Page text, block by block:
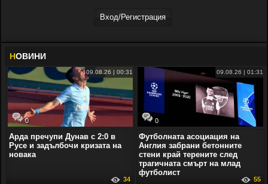
Вход/Регистрaция
НОВИНИ
0
09.08.26 | 00:31
Арда пречупи Дунав с 2:0 в
Русе и задълбочи кризата на
новака
34
0
09.08.26 | 01:31
Футболната асоциация на
Англия забрани бетонните
стени край терените след
трагичната смърт на млад
футболист
55